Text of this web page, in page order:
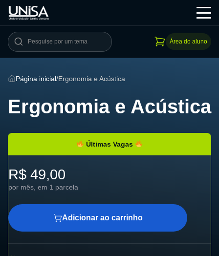
Área do aluno
Página inicial/Ergonomia e Acústica
Ergonomia e Acústica
Últimas Vagas
R$ 49,00
por mês, em 1 parcela
Adicionar ao carrinho